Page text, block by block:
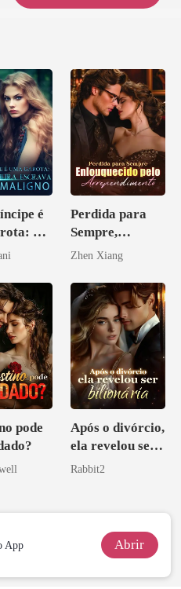
é
A
Perdida para
Sempre,
Enlouquecido
Arrependiment
o
Zhen Xiang
pode
Após o divórcio,
ela revelou ser
bilionária
Rabbit2
App Abrir